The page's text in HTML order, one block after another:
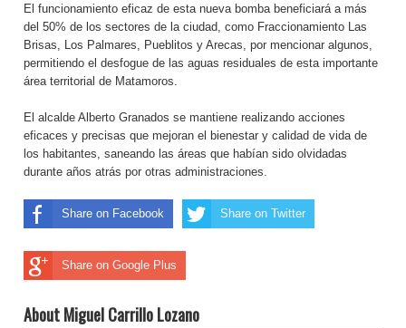
El funcionamiento eficaz de esta nueva bomba beneficiará a más
del 50% de los sectores de la ciudad, como Fraccionamiento Las
Brisas, Los Palmares, Pueblitos y Arecas, por mencionar algunos,
permitiendo el desfogue de las aguas residuales de esta importante
área territorial de Matamoros.
El alcalde Alberto Granados se mantiene realizando acciones
eficaces y precisas que mejoran el bienestar y calidad de vida de
los habitantes, saneando las áreas que habían sido olvidadas
durante años atrás por otras administraciones.
Share on Facebook Share on Twitter
Share on Google Plus
About Miguel Carrillo Lozano